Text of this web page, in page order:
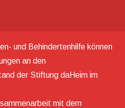
und Behindertenhilfe können
an den
der Stiftung daHeim im
mit dem